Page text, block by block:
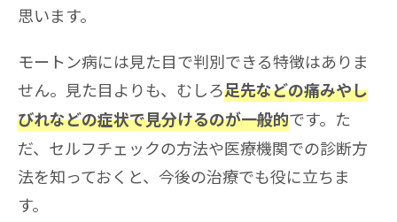
思います。
モートン病には見た目で判別できる特徴はありま
せん。見た目よりも、むしろ足先などの痛みやし
びれなどの症状で見分けるのが一般的です。た
だ、セルフチェックの方法や医療機関での診断方
法を知っておくと、今後の治療でも役に立ちま
す。